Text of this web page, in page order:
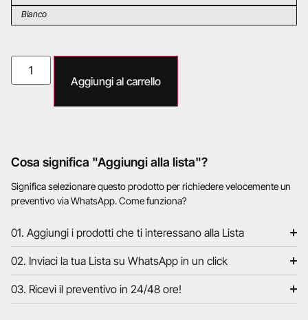
Bianco
Aggiungi al carrello
Cosa significa "Aggiungi alla lista"?
Significa selezionare questo prodotto per richiedere velocemente un
preventivo via WhatsApp. Come funziona?
01. Aggiungi i prodotti che ti interessano alla Lista
02. Inviaci la tua Lista su WhatsApp in un click
03. Ricevi il preventivo in 24/48 ore!